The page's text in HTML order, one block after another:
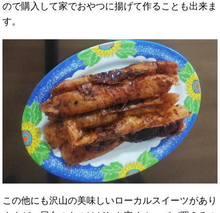
ので購入して家でおやつに揚げて作ることも出来ま
す。
この他にも沢山の美味しいローカルスイーツがあり